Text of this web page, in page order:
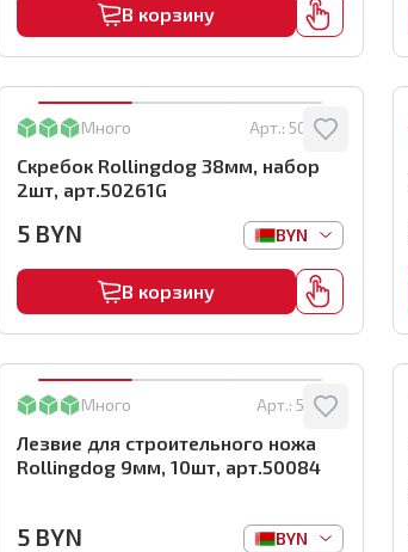
В корзину
Много Арт.: 50261G
Скребок Rollingdog 38мм, набор
2шт, арт.50261G
5 BYN BYN
В корзину
Много Арт.: 50084
Лезвие для строительного ножа
Rollingdog 9мм, 10шт, арт.50084
5 BYN BYN